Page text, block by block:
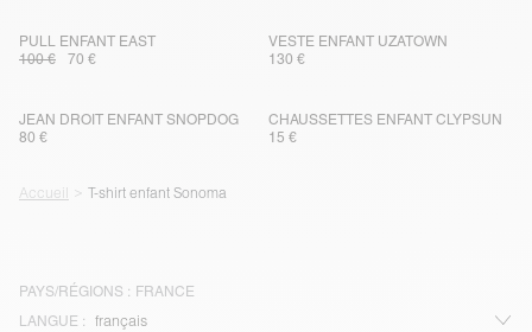
PULL ENFANT EAST
100 €
70 €
VESTE ENFANT UZATOWN
130 €
JEAN DROIT ENFANT SNOPDOG
80 €
CHAUSSETTES ENFANT CLYPSUN
15 €
Accueil T-shirt enfant Sonoma
PAYS/RÉGIONS : FRANCE
LANGUE :